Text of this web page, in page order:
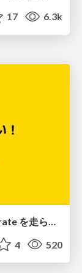
17 6.3k
4 520